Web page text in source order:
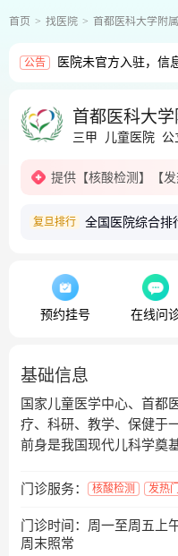
首页 找医院 首都医科大学附
公告 医院未官方入驻，信
首都医科大
三甲 儿童医院 公
提供 【核酸检测】 【
复旦排行 全国医院综合排
预约挂号 在线问
基础信息
国家儿童医学中心、首都
疗、科研、教学、保健于
前身是我国现代儿科学奠
万平方米，编制病床970
国家级重点学科儿科学，
系统疾病临床医学研究中
门诊服务： 核酸检测 发热
门诊时间：周一至周五上
周末照常